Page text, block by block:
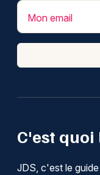
C'est quoi
JDS, c'est le
Mon email